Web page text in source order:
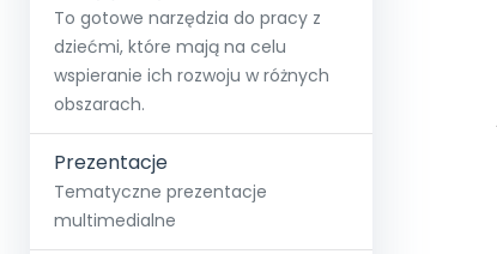
To gotowe narzędzia do pracy z
dziećmi, które mają na celu
wspieranie ich rozwoju w różnych
obszarach.
Prezentacje
Tematyczne prezentacje
multimedialne